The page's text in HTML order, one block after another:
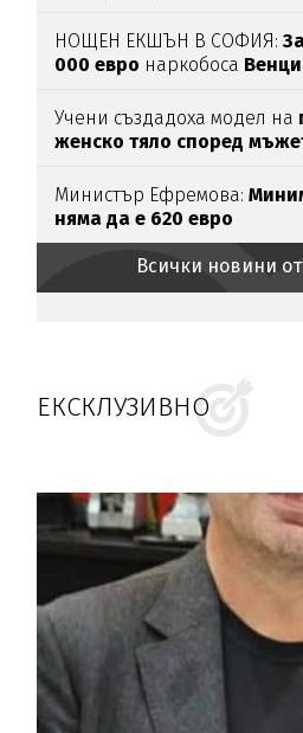
НОЩЕН ЕКШЪН В СОФИЯ:
000 евро наркобоса
Учени създадоха модел на
женско тяло според
Министър Ефремова:
няма да е 620 евро
Всички новини
ЕКСКЛУЗИВНО